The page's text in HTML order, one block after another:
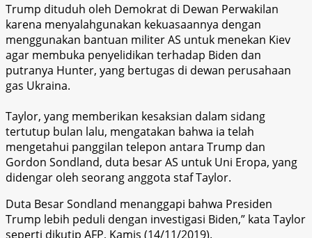
Trump dituduh oleh Demokrat di Dewan Perwakilan
karena menyalahgunakan kekuasaannya dengan
menggunakan bantuan militer AS untuk menekan Kiev
agar membuka penyelidikan terhadap Biden dan
putranya Hunter, yang bertugas di dewan perusahaan
gas Ukraina.
Taylor, yang memberikan kesaksian dalam sidang
tertutup bulan lalu, mengatakan bahwa ia telah
mengetahui panggilan telepon antara Trump dan
Gordon Sondland, duta besar AS untuk Uni Eropa, yang
didengar oleh seorang anggota staf Taylor.
Duta Besar Sondland menanggapi bahwa Presiden
Trump lebih peduli dengan investigasi Biden,” kata Taylor
seperti dikutip AFP, Kamis (14/11/2019).